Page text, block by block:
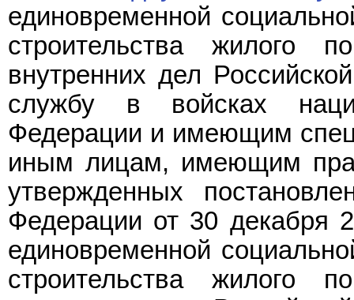
единовременной
строительства жилого
внутренних дел
службу в войсках
Федерации и имеющим
иным лицам, имеющим
утвержденных
Федерации от 30 декабря
единовременной
строительства жилого